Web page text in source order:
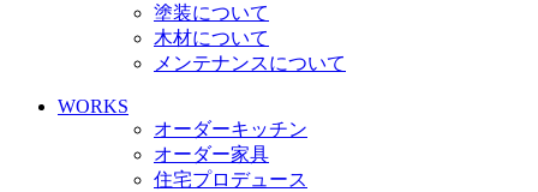
塗装について
木材について
メンテナンスについて
WORKS
オーダーキッチン
オーダー家具
住宅プロデュース